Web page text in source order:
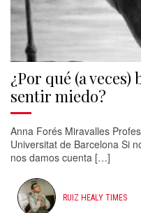
¿Por qué (a veces)
sentir miedo?
Anna Forés Miravalles
Universitat de Barcelona Si
nos damos cuenta […]
RUIZ HEALY TIMES